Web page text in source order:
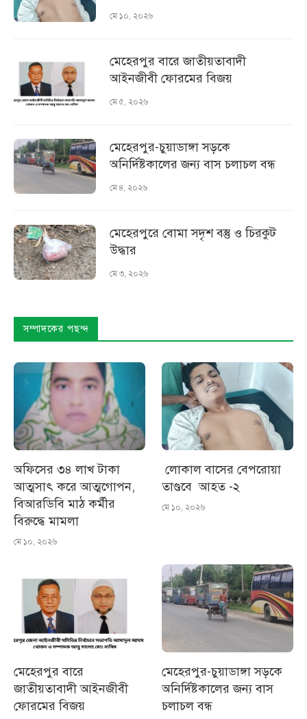
মে ১০, ২০২৬
মেহেরপুর বারে জাতীয়তাবাদী
আইনজীবী ফোরমের বিজয়
মে ৫, ২০২৬
মেহেরপুর-চুয়াডাঙ্গা সড়কে
অনির্দিষ্টকালের জন্য বাস চলাচল বন্ধ
মে ৪, ২০২৬
মেহেরপুরে বোমা সদৃশ বস্তু ও চিরকুট
উদ্ধার
মে ৩, ২০২৬
সম্পাদকের পছন্দ
অফিসের ৩৪ লাখ টাকা
আত্মসাৎ করে আত্মগোপন,
বিআরডিবি মাঠ কর্মীর
বিরুদ্ধে মামলা
মে ১০, ২০২৬
লোকাল বাসের বেপরোয়া
তাণ্ডবে আহত -২
মে ১০, ২০২৬
মেহেরপুর বারে
জাতীয়তাবাদী আইনজীবী
ফোরমের বিজয়
মেহেরপুর-চুয়াডাঙ্গা সড়কে
অনির্দিষ্টকালের জন্য বাস
চলাচল বন্ধ